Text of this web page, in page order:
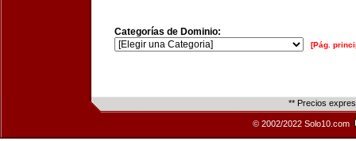
Categorías de Dominio:
[Pág.
** Precios
© 2002/2022 Solo10.com